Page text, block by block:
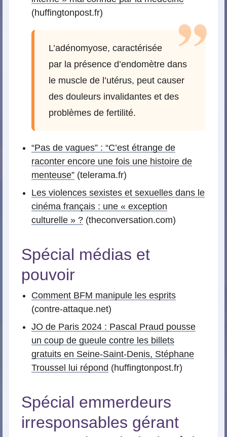
(huffingtonpost.fr)
L’adénomyose, caractérisée
par la présence d’endomètre dans
le muscle de l’utérus, peut causer
des douleurs invalidantes et des
problèmes de fertilité.
“Pas de vagues” : “C’est étrange de
raconter encore une fois une histoire de
menteuse” (telerama.fr)
Les violences sexistes et sexuelles dans le
cinéma français : une « exception
culturelle » ? (theconversation.com)
Spécial médias et
pouvoir
Comment BFM manipule les esprits
(contre-attaque.net)
JO de Paris 2024 : Pascal Praud pousse
un coup de gueule contre les billets
gratuits en Seine-Saint-Denis, Stéphane
Troussel lui répond (huffingtonpost.fr)
Spécial emmerdeurs
irresponsables gérant